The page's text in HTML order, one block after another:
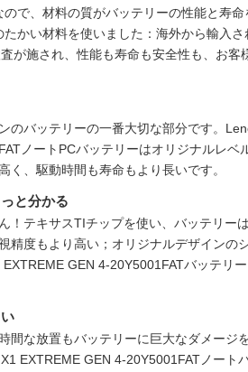
で、材料の質がバッテリーの性能と寿命
たかい材料を使いました：海外から輸入さ
が施され、性能も寿命も安全性も、お客
のバッテリーの一番大切な部分です。
ノートPCバッテリーはオリジナルレベ
く、駆動時間も寿命もより長いです。
と分かる
！テキサスTIチップを使い、バッテリー
精度もより高い；オリジナルデザインの
GEN 4-20Y5001FATバッテリ
間な放置もバッテリーに巨大なダメージ
EXTREME GEN 4-20Y5001FATノート